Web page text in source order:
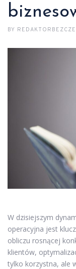
BY
W dzisiejszym
operacyjna jest
obliczu rosnącej
klientów,
tylko korzystna, ale